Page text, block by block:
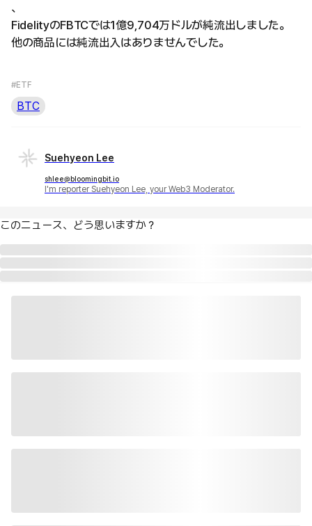
、
FidelityのFBTCでは1億9,704万ドルが純流出しました。
他の商品には純流出入はありませんでした。
#ETF
BTC
Suehyeon Lee
shlee@bloomingbit.io
I'm reporter Suehyeon Lee, your Web3 Moderator.
このニュース、どう思いますか？